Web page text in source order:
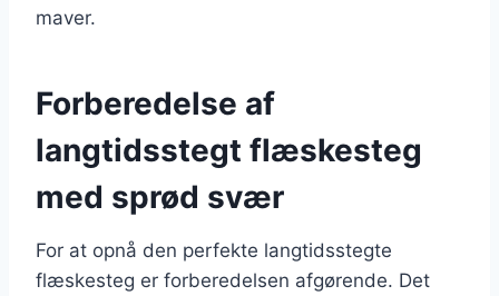
maver.
Forberedelse af
langtidsstegt flæskesteg
med sprød svær
For at opnå den perfekte langtidsstegte
flæskesteg er forberedelsen afgørende. Det